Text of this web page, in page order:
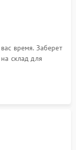
время. Заберет
склад для